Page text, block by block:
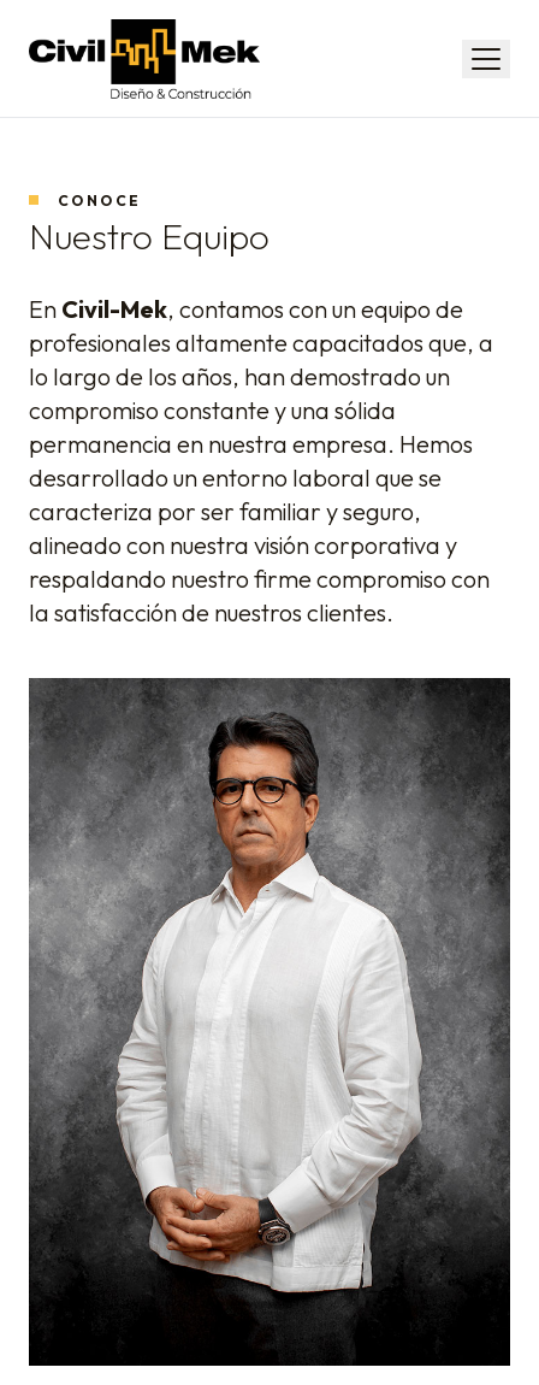
Civil-Mek
Menú
CONOCE
Nuestro Equipo
En Civil-Mek, contamos con un equipo de
profesionales altamente capacitados que, a
lo largo de los años, han demostrado un
compromiso constante y una sólida
permanencia en nuestra empresa. Hemos
desarrollado un entorno laboral que se
caracteriza por ser familiar y seguro,
alineado con nuestra visión corporativa y
respaldando nuestro firme compromiso con
la satisfacción de nuestros clientes.